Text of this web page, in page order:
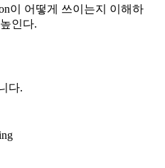
이 어떻게 쓰이는지 이해하
인다.
다.